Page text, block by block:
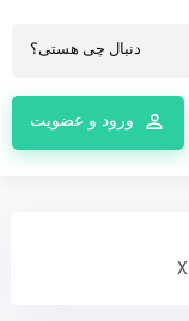
ورود و عضویت